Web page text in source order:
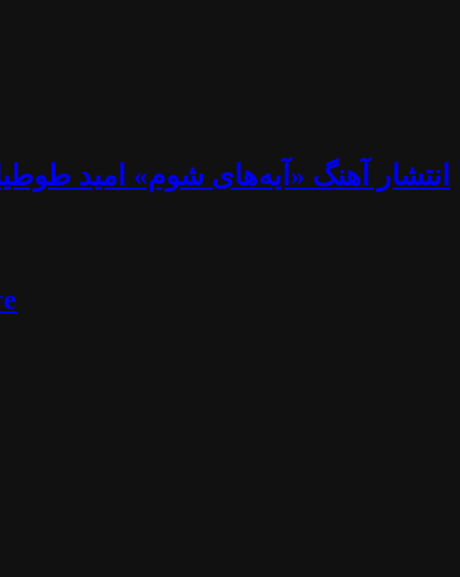
انتشار آهنگ «آیه‌های شوم» امید طوطیان - تلاوت آیاتی از منجلاب